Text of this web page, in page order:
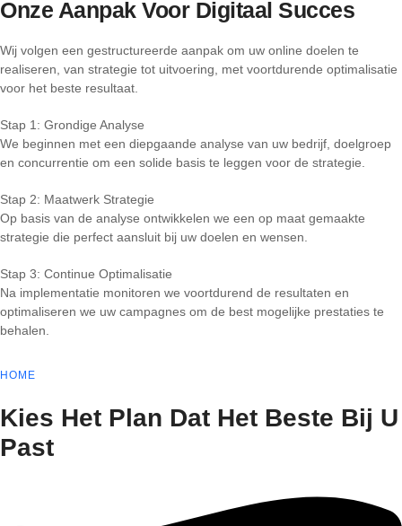
Onze Aanpak Voor Digitaal Succes
Wij volgen een gestructureerde aanpak om uw online doelen te
realiseren, van strategie tot uitvoering, met voortdurende optimalisatie
voor het beste resultaat.
Stap 1: Grondige Analyse
We beginnen met een diepgaande analyse van uw bedrijf, doelgroep
en concurrentie om een solide basis te leggen voor de strategie.
Stap 2: Maatwerk Strategie
Op basis van de analyse ontwikkelen we een op maat gemaakte
strategie die perfect aansluit bij uw doelen en wensen.
Stap 3: Continue Optimalisatie
Na implementatie monitoren we voortdurend de resultaten en
optimaliseren we uw campagnes om de best mogelijke prestaties te
behalen.
HOME
Kies Het Plan Dat Het Beste Bij U
Past